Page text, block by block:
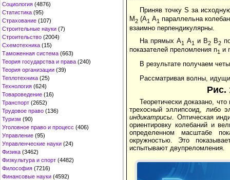
Социология (4876)
Статистика (95)
Страхование (107)
Строительные науки (7)
Строительство (2004)
Схемотехника (15)
Таможенная система (663)
Теория государства и права (240)
Теория организации (39)
Теплотехника (25)
Технология (624)
Товароведение (16)
Транспорт (2652)
Трудовое право (136)
Туризм (90)
Уголовное право и процесс (406)
Управление (95)
Управленческие науки (24)
Физика (3462)
Физкультура и спорт (4482)
Философия (7216)
Финансовые науки (4592)
Приняв точку S за
М2 (А1 А1 параллельна
взаимно перпендикулярны.
На прямых А1 А1 и В2 В2
показателей преломления n1 и
В результате получаем
Рассматривая волны,
Рис.
Теоретически доказано,
трехосный эллипсоид, либо
индикатрисы.
Оптическая
ориентировку колебаний и
определенном масштабе
окружностью. Это
испытывают двупреломления.